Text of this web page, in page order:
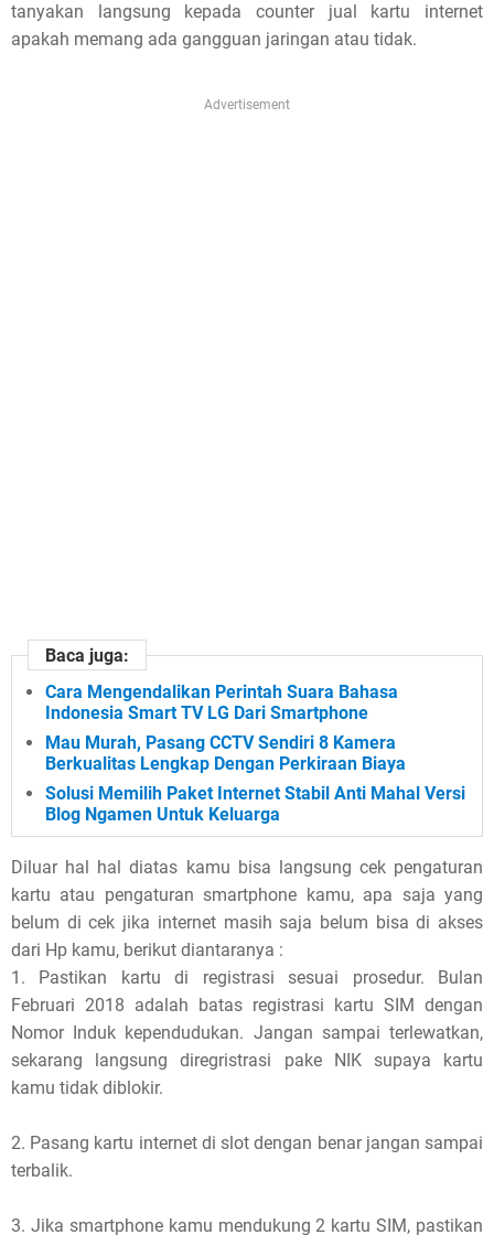
tanyakan langsung kepada counter jual kartu internet
apakah memang ada gangguan jaringan atau tidak.
Advertisement
Baca juga:
Cara Mengendalikan Perintah Suara Bahasa
Indonesia Smart TV LG Dari Smartphone
Mau Murah, Pasang CCTV Sendiri 8 Kamera
Berkualitas Lengkap Dengan Perkiraan Biaya
Solusi Memilih Paket Internet Stabil Anti Mahal Versi
Blog Ngamen Untuk Keluarga
Diluar hal hal diatas kamu bisa langsung cek pengaturan
kartu atau pengaturan smartphone kamu, apa saja yang
belum di cek jika internet masih saja belum bisa di akses
dari Hp kamu, berikut diantaranya :
1. Pastikan kartu di registrasi sesuai prosedur. Bulan
Februari 2018 adalah batas registrasi kartu SIM dengan
Nomor Induk kependudukan. Jangan sampai terlewatkan,
sekarang langsung diregristrasi pake NIK supaya kartu
kamu tidak diblokir.
2. Pasang kartu internet di slot dengan benar jangan sampai
terbalik.
3. Jika smartphone kamu mendukung 2 kartu SIM, pastikan